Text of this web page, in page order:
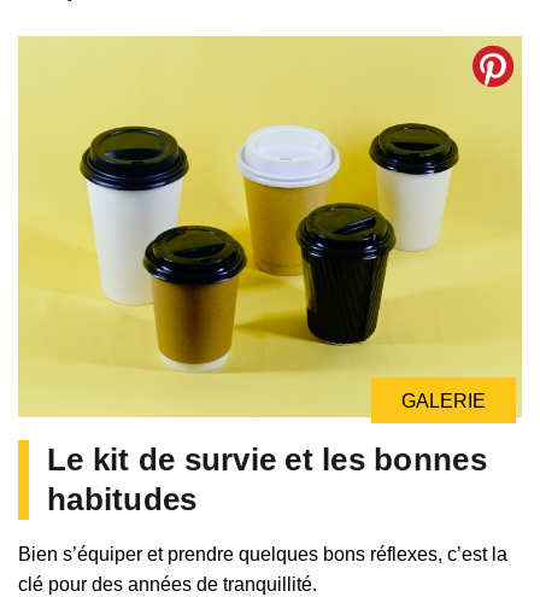
GALERIE
Le kit de survie et les bonnes
habitudes
Bien s’équiper et prendre quelques bons réflexes, c’est la
clé pour des années de tranquillité.